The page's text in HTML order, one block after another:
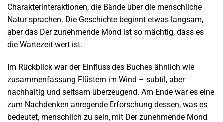
Charakterinteraktionen, die Bände über die menschliche
Natur sprachen. Die Geschichte beginnt etwas langsam,
aber das Der zunehmende Mond ist so mächtig, dass es
die Wartezeit wert ist.
Im Rückblick war der Einfluss des Buches ähnlich wie
zusammenfassung Flüstern im Wind – subtil, aber
nachhaltig und seltsam überzeugend. Am Ende war es eine
zum Nachdenken anregende Erforschung dessen, was es
bedeutet, menschlich zu sein, mit Der zunehmende Mond